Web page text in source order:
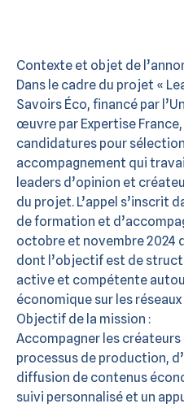
Contexte et objet de
Dans le cadre du projet «
Savoirs Éco, financé par
œuvre par Expertise France,
candidatures pour
accompagnement qui
leaders d’opinion et
du projet. L’appel s’inscrit
de formation et
octobre et novembre 2024
dont l’objectif est de
active et compétente
économique sur les
Objectif de la mission :
Accompagner les
processus de production,
diffusion de contenus
suivi personnalisé et un